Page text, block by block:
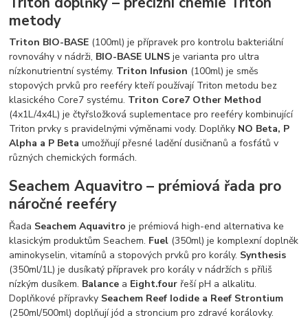
metody
Triton BIO-BASE (100ml) je přípravek pro kontrolu bakteriální
rovnováhy v nádrži, BIO-BASE ULNS je varianta pro ultra
nízkonutrientní systémy. Triton Infusion (100ml) je směs
stopových prvků pro reeféry kteří používají Triton metodu bez
klasického Core7 systému. Triton Core7 Other Method
(4x1L/4x4L) je čtyřsložková suplementace pro reeféry kombinující
Triton prvky s pravidelnými výměnami vody. Doplňky NO Beta, P
Alpha a P Beta umožňují přesné ladění dusičnanů a fosfátů v
různých chemických formách.
Seachem Aquavitro – prémiová řada pro
náročné reeféry
Řada Seachem Aquavitro je prémiová high-end alternativa ke
klasickým produktům Seachem. Fuel (350ml) je komplexní doplněk
aminokyselin, vitamínů a stopových prvků pro korály. Synthesis
(350ml/1L) je dusíkatý přípravek pro korály v nádržích s příliš
nízkým dusíkem. Balance a Eight.four řeší pH a alkalitu.
Doplňkové přípravky Seachem Reef Iodide a Reef Strontium
(250ml/500ml) doplňují jód a stroncium pro zdravé korálovky.